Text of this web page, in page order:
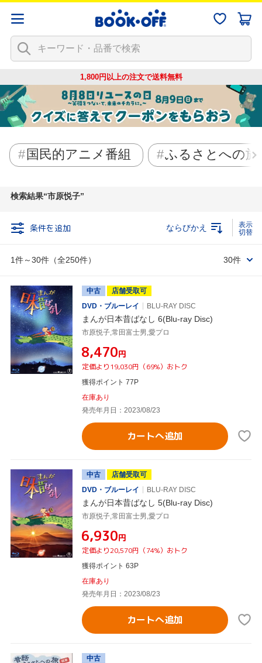
1,800円以上の注文で送料無料
国民的アニメ番組 ふるさとへの旅
検索結果 市原悦子
条件を追加
1件～30件（全250件）
ならびかえ
30件
中古
店舗受取可
DVD・ブルーレイ
BLU-RAY DISC
まんが日本昔ばなし 6(Blu-ray Disc)
市原悦子,常田富士男,愛プロ
¥8,470円
定価より19,030円（69%）おトク
獲得ポイント 77P
在庫あり
発売年月日：2023/08/23
カートへ追加
中古
店舗受取可
DVD・ブルーレイ
BLU-RAY DISC
まんが日本昔ばなし 5(Blu-ray Disc)
市原悦子,常田富士男,愛プロ
¥6,930円
定価より20,570円（74%）おトク
獲得ポイント 63P
在庫あり
発売年月日：2023/08/23
カートへ追加
中古